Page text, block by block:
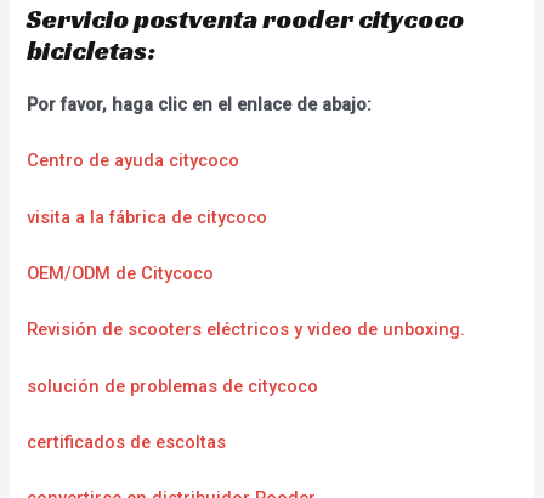
Servicio postventa rooder citycoco
bicicletas:
Por favor, haga clic en el enlace de abajo:
Centro de ayuda citycoco
visita a la fábrica de citycoco
OEM/ODM de Citycoco
Revisión de scooters eléctricos y video de unboxing.
solución de problemas de citycoco
certificados de escoltas